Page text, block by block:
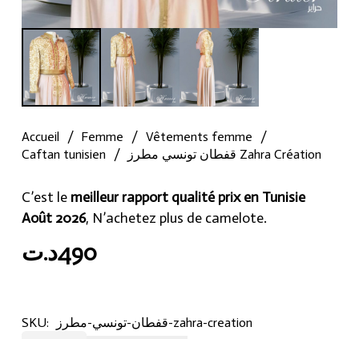
Accueil / Femme / Vêtements femme
/
Caftan tunisien / قفطان تونسي مطرز Zahra Création
C’est le meilleur rapport qualité prix en Tunisie
Août 2026, N’achetez plus de camelote.
490د.ت
SKU: قفطان-تونسي-مطرز-zahra-creation